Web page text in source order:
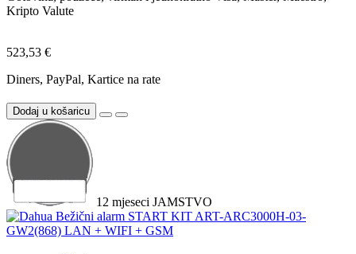
Kripto Valute
523,53 €
Diners, PayPal, Kartice na rate
Dodaj u košaricu
12 mjeseci JAMSTVO